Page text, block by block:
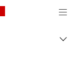
Canon Logo, back